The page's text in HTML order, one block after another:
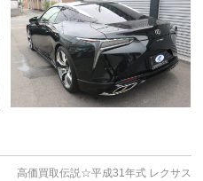
高価買取伝説☆平成31年式 レクサス